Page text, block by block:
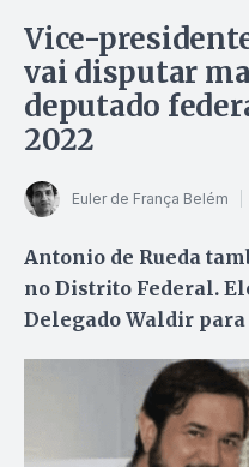
Vice-
vai disputar
deputado
2022
Euler de França Belém
Antonio de Rueda
no Distrito Federal.
Delegado Waldir para